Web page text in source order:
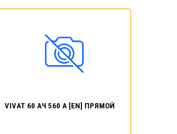
VIVAT 60 АЧ 560 А [EN] ПРЯМОЙ